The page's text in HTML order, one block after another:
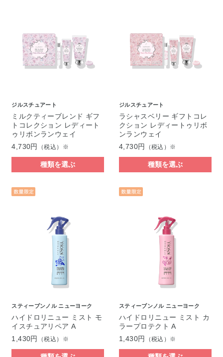
ジルスチュアート
ミルクティーブレンド ギフ
トコレクション レディート
ゥリボンランウェイ
4,730円
（税込）※
種類を選ぶ
ジルスチュアート
ラシャスベリー ギフトコレ
クション レディートゥリボ
ンランウェイ
4,730円
（税込）※
種類を選ぶ
スティーブンノル ニューヨーク
ハイドロリニュー ミスト モ
イスチュアリペア A
1,430円
（税込）※
スティーブンノル ニューヨーク
ハイドロリニュー ミスト カ
ラープロテクト A
1,430円
（税込）※